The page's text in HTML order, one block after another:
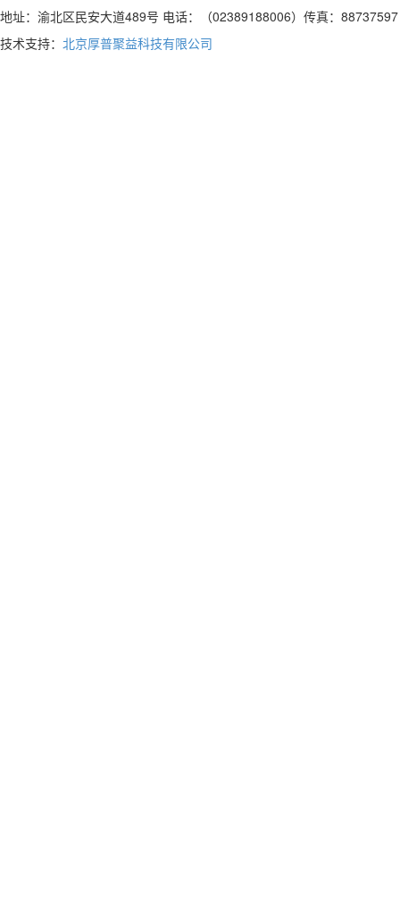
地址：渝北区民安大道489号 电话：（02389188006）传真：
技术支持： 北京厚普聚益科技有限公司